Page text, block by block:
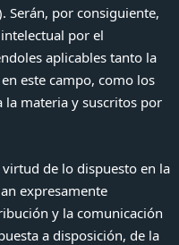
Serán, por consiguiente,
por el
aplicables tanto la
este campo, como los
la materia y suscritos por
de lo dispuesto en la
expresamente
y la comunicación
a disposición, de la